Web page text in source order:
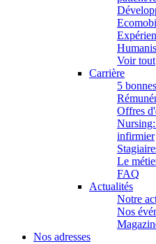
Voir tout
Carrière
5
Offres
infirmier
Le
FAQ
Actualités
Notre
Nos
Nos adresses